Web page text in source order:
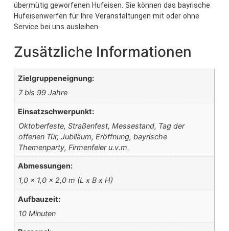
übermütig geworfenen Hufeisen. Sie können das bayrische
Hufeisenwerfen für Ihre Veranstaltungen mit oder ohne
Service bei uns ausleihen.
Zusätzliche Informationen
Zielgruppeneignung:
7 bis 99 Jahre
Einsatzschwerpunkt:
Oktoberfeste, Straßenfest, Messestand, Tag der
offenen Tür, Jubiläum, Eröffnung, bayrische
Themenparty, Firmenfeier u.v.m.
Abmessungen:
1,0 x 1,0 x 2,0 m (L x B x H)
Aufbauzeit:
10 Minuten